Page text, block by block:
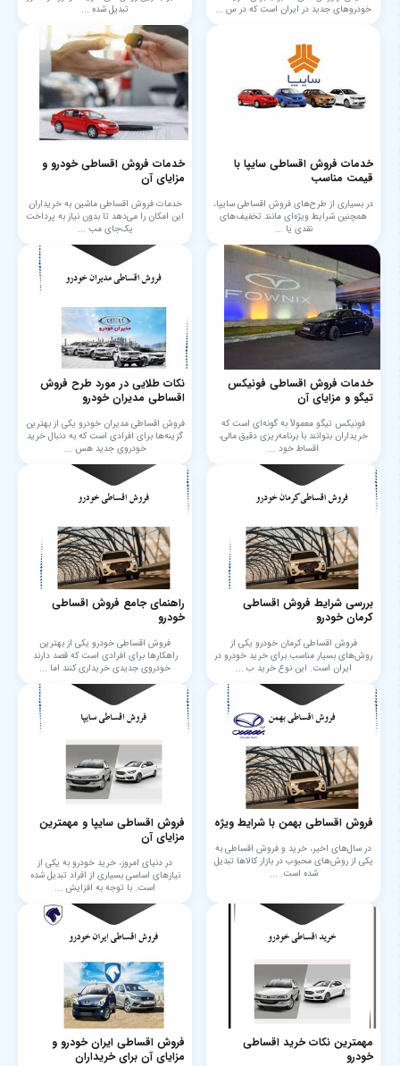
خودروهای جدید در ایران است که در س ...
تبدیل شده ...
خدمات فروش اقساطی سایپا با
قیمت مناسب
در بسیاری از طرح‌های فروش اقساطی سایپا،
همچنین شرایط ویژه‌ای مانند تخفیف‌های
نقدی یا ...
خدمات فروش اقساطی خودرو و
مزایای آن
خدمات فروش اقساطی ماشین به خریداران
این امکان را می‌دهد تا بدون نیاز به پرداخت
یک‌جای مب ...
خدمات فروش اقساطی فونیکس
تیگو و مزایای آن
فونیکس تیگو معمولاً به گونه‌ای است که
خریداران بتوانند با برنامه‌ریزی دقیق مالی،
اقساط خود ...
نکات طلایی در مورد طرح فروش
اقساطی مدیران خودرو
فروش اقساطی مدیران خودرو یکی از بهترین
گزینه‌ها برای افرادی است که به دنبال خرید
خودروی جدید هس ...
بررسی شرایط فروش اقساطی
کرمان خودرو
فروش اقساطی کرمان خودرو یکی از
روش‌های بسیار مناسب برای خرید خودرو در
ایران است. این نوع خرید ب ...
راهنمای جامع فروش اقساطی
خودرو
فروش اقساطی خودرو یکی از بهترین
راهکارها برای افرادی است که قصد دارند
خودروی جدیدی خریداری کنند اما ...
فروش اقساطی بهمن با شرایط ویژه
در سال‌های اخیر، خرید و فروش اقساطی به
یکی از روش‌های محبوب در بازار کالاها تبدیل
شده است. ...
فروش اقساطی سایپا و مهمترین
مزایای آن
در دنیای امروز، خرید خودرو به یکی از
نیازهای اساسی بسیاری از افراد تبدیل شده
است. با توجه به افزایش ...
مهمترین نکات خرید اقساطی
خودرو
فروش اقساطی ایران خودرو و
مزایای آن برای خریداران